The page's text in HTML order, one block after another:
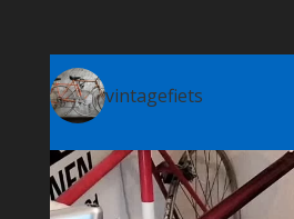
vintagefiets